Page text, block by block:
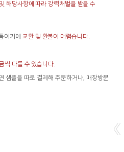
해당사항에 따라 강력처벌을 받을 수
이기에 교환 및 환불이 어렵습니다.
씩 다를 수 있습니다.
샘플을 따로 결제해 주문하거나, 매장방문